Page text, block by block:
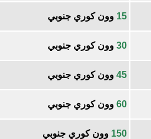
15 وون كوري جنوبي
30 وون كوري جنوبي
45 وون كوري جنوبي
60 وون كوري جنوبي
150 وون كوري جنوبي